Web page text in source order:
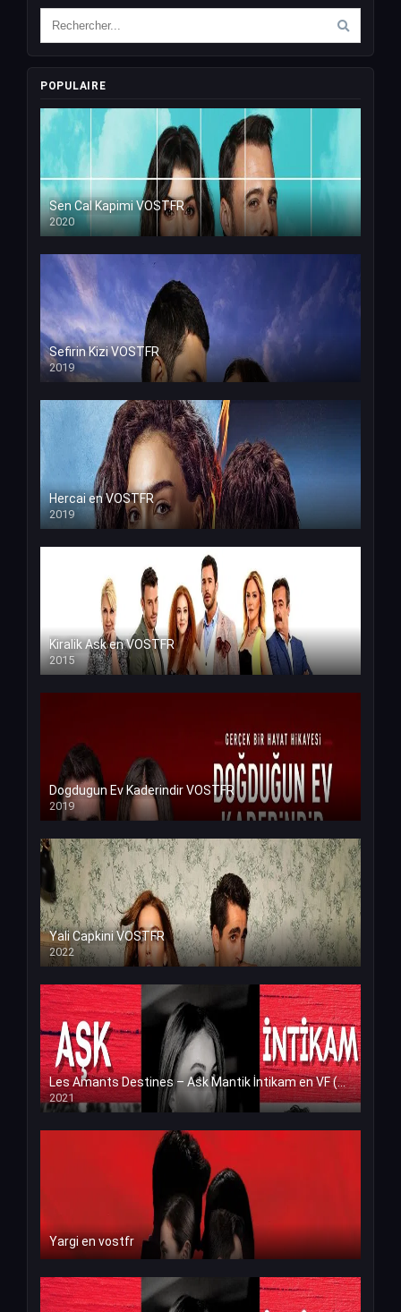
POPULAIRE
Sen Cal Kapimi VOSTFR
2020
Sefirin Kizi VOSTFR
2019
Hercai en VOSTFR
2019
Kiralik Ask en VOSTFR
2015
Dogdugun Ev Kaderindir VOSTFR
2019
Yali Capkini VOSTFR
2022
Les Amants Destines – Ask Mantik İntikam en VF (Voix Francaise)
2021
Yargi en vostfr